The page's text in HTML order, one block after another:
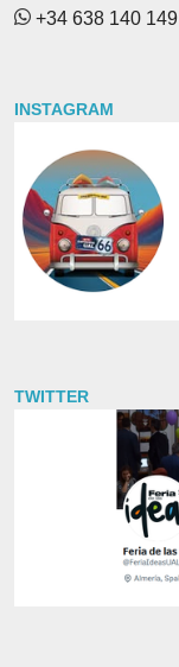
+34 638 140 149
INSTAGRAM
TWITTER